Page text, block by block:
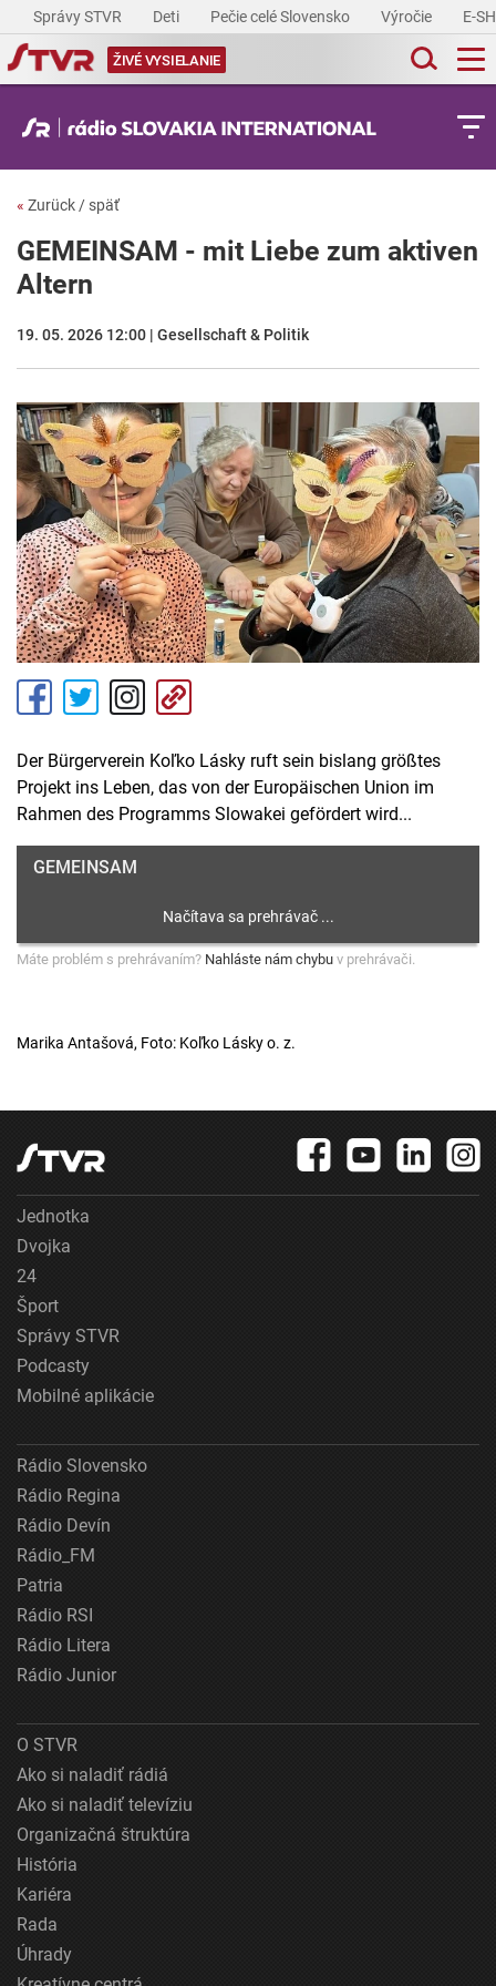
Správy STVR Deti Pečie celé Slovensko Výročie E-
ŽIVÉ VYSIELANIE
« Zurück / späť
GEMEINSAM - mit Liebe zum aktiven
Altern
19. 05. 2026 12:00 | Gesellschaft & Politik
Der Bürgerverein Koľko Lásky ruft sein bislang größtes
Projekt ins Leben, das von der Europäischen Union im
Rahmen des Programms Slowakei gefördert wird...
GEMEINSAM
Máte problém s prehrávaním? Nahláste nám chybu v prehrávači.
Marika Antašová, Foto: Koľko Lásky o. z.
Jednotka
Dvojka
24
Šport
Správy STVR
Podcasty
Mobilné aplikácie
Rádio Slovensko
Rádio Regina
Rádio Devín
Rádio_FM
Patria
Rádio RSI
Rádio Litera
Rádio Junior
O STVR
Ako si naladiť rádiá
Ako si naladiť televíziu
Organizačná štruktúra
História
Kariéra
Rada
Úhrady